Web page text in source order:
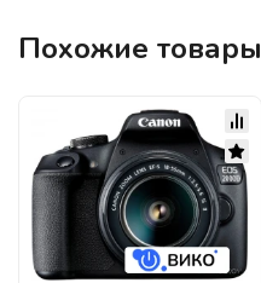
Похожие товары